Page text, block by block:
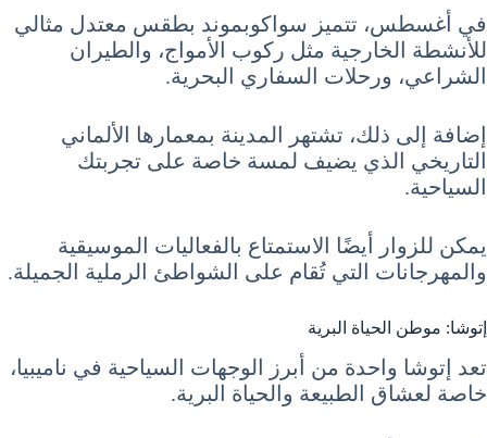
في أغسطس، تتميز سواكوبموند بطقس معتدل مثالي
للأنشطة الخارجية مثل ركوب الأمواج، والطيران
الشراعي، ورحلات السفاري البحرية.
إضافة إلى ذلك، تشتهر المدينة بمعمارها الألماني
التاريخي الذي يضيف لمسة خاصة على تجربتك
السياحية.
يمكن للزوار أيضًا الاستمتاع بالفعاليات الموسيقية
والمهرجانات التي تُقام على الشواطئ الرملية الجميلة.
إتوشا: موطن الحياة البرية
تعد إتوشا واحدة من أبرز الوجهات السياحية في ناميبيا،
خاصة لعشاق الطبيعة والحياة البرية.